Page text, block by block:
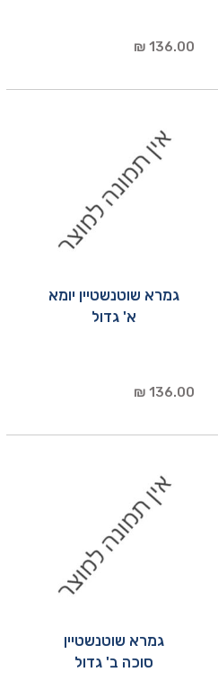
136.00 ₪
גמרא שוטנשטיין יומא
א' גדול
136.00 ₪
גמרא שוטנשטיין
סוכה ב' גדול